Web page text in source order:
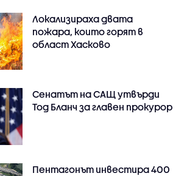
Локализираха двата
пожара, които горят в
област Хасково
Сенатът на САЩ утвърди
Тод Бланч за главен прокурор
Пентагонът инвестира 400